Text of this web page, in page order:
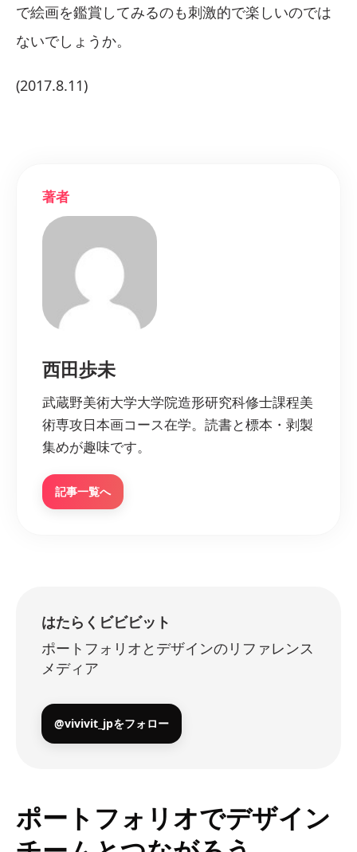
で絵画を鑑賞してみるのも刺激的で楽しいのでは
ないでしょうか。
(2017.8.11)
著者
西田歩未
武蔵野美術大学大学院造形研究科修士課程美
術専攻日本画コース在学。読書と標本・剥製
集めが趣味です。
記事一覧へ
はたらくビビビット
ポートフォリオとデザインのリファレンス
メディア
@vivivit_jpをフォロー
ポートフォリオでデザイン